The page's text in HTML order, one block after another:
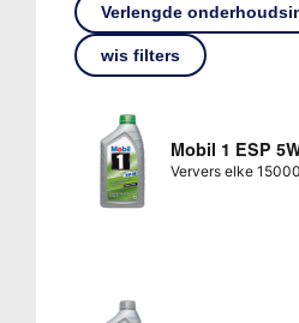
Verlengde
wis filters
Mobil 1 ESP
Ververs elke